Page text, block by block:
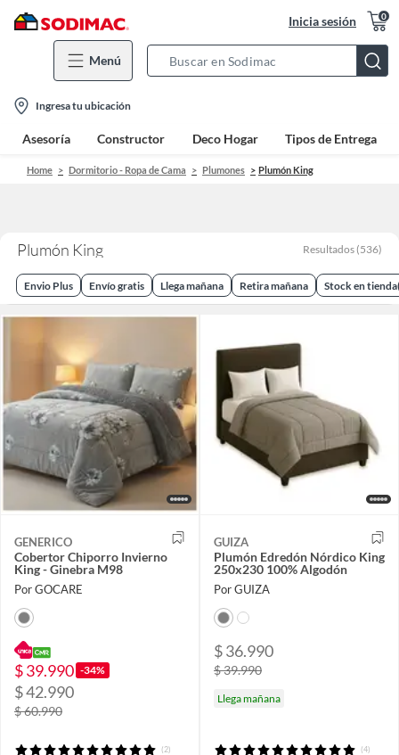
Inicia sesión 0
Menú
Bar
location-
icon
Ingresa tu ubicación
Asesoría Constructor Deco Hogar Tipos de Entrega
Home Dormitorio - Ropa de Cama Plumones Plumón King
Plumón King Resultados (536)
Envio Plus Envío gratis Llega mañana Retira mañana Stock en tienda
GENERICO
Cobertor Chiporro Invierno
King - Ginebra M98
Por GOCARE
$ 39.990 -34%
$ 42.990
$ 60.990
(2)
GUIZA
Plumón Edredón Nórdico King
250x230 100% Algodón
Por GUIZA
$ 36.990
$ 39.990
Llega mañana
(4)